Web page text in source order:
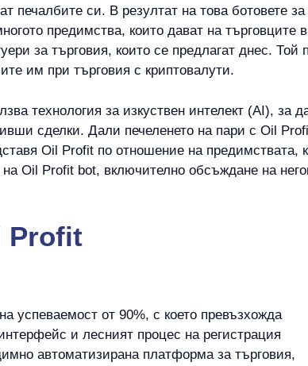
печалбите си. В резултат на това ботовете
предимства, които дават на
за търговия, които се предлагат днес. Той
им при търговия с криптовалути.
технология за изкуствен интелект (AI), за
сделки. Дали печеленето на пари с Oil
Oil Profit по отношение на предимствата,
Oil Profit bot, включително обсъждане на
Profit
успеваемост от 90%, с което превъзхожда
и лесният процес на регистрация
автоматизирана платформа за търговия,